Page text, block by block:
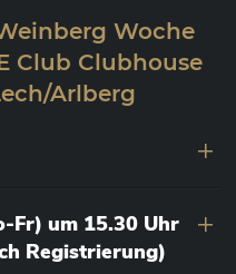
Woche
Club Clubhouse
Arlberg
Fr) um 15.30 Uhr
Registrierung)